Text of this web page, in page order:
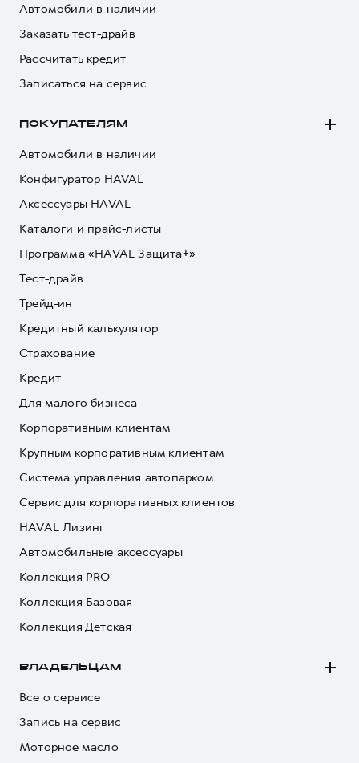
Автомобили в наличии
Заказать тест-драйв
Рассчитать кредит
Записаться на сервис
ПОКУПАТЕЛЯМ
Автомобили в наличии
Конфигуратор HAVAL
Аксессуары HAVAL
Каталоги и прайс-листы
Программа «HAVAL Защита+»
Тест-драйв
Трейд-ин
Кредитный калькулятор
Страхование
Кредит
Для малого бизнеса
Корпоративным клиентам
Крупным корпоративным клиентам
Система управления автопарком
Сервис для корпоративных клиентов
HAVAL Лизинг
Автомобильные аксессуары
Коллекция PRO
Коллекция Базовая
Коллекция Детская
ВЛАДЕЛЬЦАМ
Все о сервисе
Запись на сервис
Моторное масло